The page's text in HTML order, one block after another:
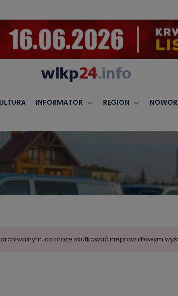
INFORMATOR REGION
archiwalnym, co może skutkować nieprawidłowym